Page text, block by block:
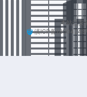
本站已安
滇ICP备